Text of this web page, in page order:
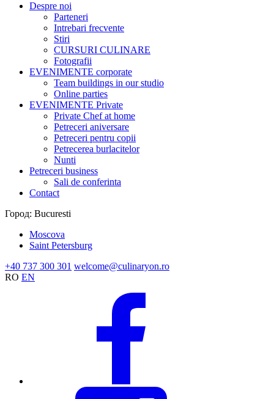
Despre noi
Parteneri
Intrebari frecvente
Stiri
CURSURI CULINARE
Fotografii
EVENIMENTE corporate
Team buildings in our studio
Online parties
EVENIMENTE Private
Private Chef at home
Petreceri aniversare
Petreceri pentru copii
Petrecerea burlacitelor
Nunti
Petreceri business
Sali de conferinta
Contact
Город: Bucuresti
Moscova
Saint Petersburg
+40 737 300 301 welcome@culinaryon.ro
RO EN